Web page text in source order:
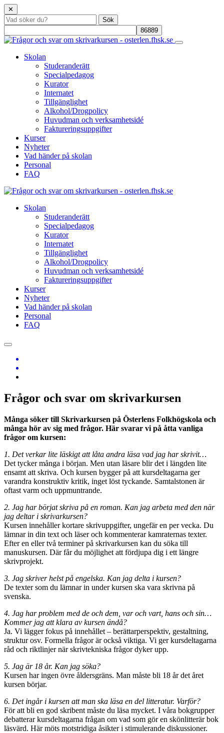
✕
Skolan
Studeranderätt
Specialpedagog
Kurator
Internatet
Tillgänglighet
Alkohol/Drogpolicy
Huvudman och verksamhetsidé
Faktureringsuppgifter
Kurser
Nyheter
Vad händer på skolan
Personal
FAQ
Skolan
Studeranderätt
Specialpedagog
Kurator
Internatet
Tillgänglighet
Alkohol/Drogpolicy
Huvudman och verksamhetsidé
Faktureringsuppgifter
Kurser
Nyheter
Vad händer på skolan
Personal
FAQ
Frågor och svar om skrivarkursen
Många söker till Skrivarkursen på Österlens Folkhögskola och
många hör av sig med frågor. Här svarar vi på åtta vanliga
frågor om kursen:
1. Det verkar lite läskigt att låta andra läsa vad jag har skrivit…
Det tycker många i början. Men utan läsare blir det i längden lite
ensamt att skriva. Och kursen bygger på att kursdeltagarna ger
varandra konstruktiv kritik, inget löst tyckande. Samtalstonen är
oftast varm och uppmuntrande.
2. Jag har börjat skriva på en roman. Kan jag arbeta med den när
jag deltar i skrivarkursen?
Kursen innehåller kortare skrivuppgifter, ungefär en per vecka. Du
lämnar in din text och läser och kommenterar kamraternas texter.
Efter en eller två terminer på skrivarkursen kan du söka till
manuskursen. Där får du möjlighet att fördjupa dig i ett längre
skrivprojekt.
3. Jag skriver helst på engelska. Kan jag delta i kursen?
De texter som du lämnar in under kursen ska vara skrivna på
svenska.
4. Jag har problem med de och dem, var och vart, hans och sin…
Kommer jag att klara av kursen ändå?
Ja. Vi lägger fokus på innehållet – berättarperspektiv, gestaltning,
struktur osv. Formella frågor är också viktiga. Vi ger kursdeltagarna
råd och riktlinjer när skrivtekniska frågor dyker upp.
5. Jag är 18 år. Kan jag söka?
Kursen har ingen övre åldersgräns. Man måste bli 18 år det året
kursen börjar.
6. Det ingår i kursen att man ska läsa en del litteratur. Varför?
För att bli en god skribent måste du läsa mycket. I våra bokgrupper
debatterar kursdeltagarna frågan om vad som gör en skönlitterär bok
läsvärd. Här möts motstridiga åsikter i stimulerande diskussioner.